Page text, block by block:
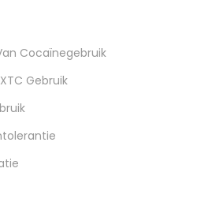
Cocaïnegebruik
Gebruik